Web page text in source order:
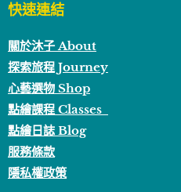
快速連結
關於沐子 About
探索旅程 Journey
心藝選物 Shop
點繪課程 Classes
點繪日誌 Blog
服務條款
隱私權政策